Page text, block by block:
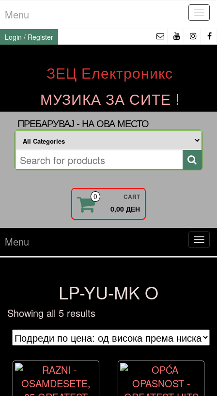
to
the
content
Menu
Login / Register
ЗЕЦ Електроникс
МУЗИКА ЗА СИТЕ !
ПРЕБАРУВАЈ - НА ОВА МЕСТО
0 CART
0,00 ДЕН
Menu
LP-YU-MK O
Showing all 5 resultsSorted
by
price:
to